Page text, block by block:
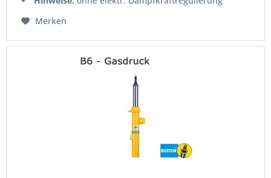
Merken